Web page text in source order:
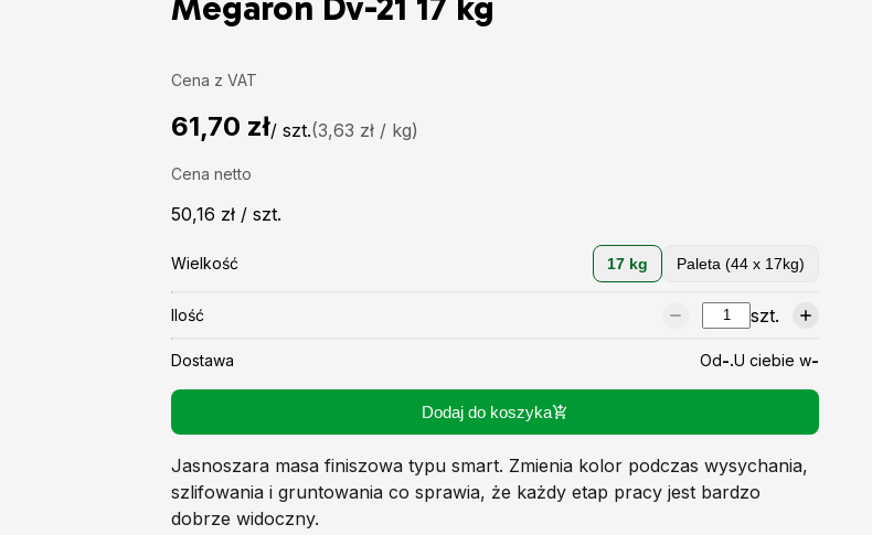
Cena z VAT
61,70 zł/ szt.(3,63 zł / kg)
Cena netto
50,16 zł / szt.
Wielkość 17 kg Paleta (44 x 17kg)
Ilość szt.
Dostawa Od-.U ciebie w-
Dodaj do koszyka
Jasnoszara masa finiszowa typu smart. Zmienia kolor podczas wysychania,
szlifowania i gruntowania co sprawia, że każdy etap pracy jest bardzo
dobrze widoczny.
Produkt zawiera kod QR warty+8 pkt.
Dowiedz się więcej